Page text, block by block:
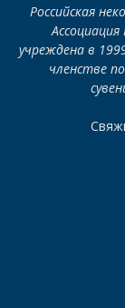
Российская
учреждена в
членстве